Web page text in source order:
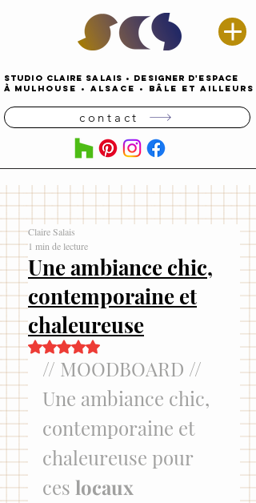
STUDIO CLAIRE SALAIS • DESIGNER D'espace
À MULHOUSE • alsace • Bâle ET AILLEURS
contact
Une ambiance chic,
contemporaine et
chaleureuse
Claire Salais
1 min de lecture
Noté NaN étoiles sur 5.
// MOODBOARD //
Une ambiance chic,
contemporaine et
chaleureuse pour
ces locaux